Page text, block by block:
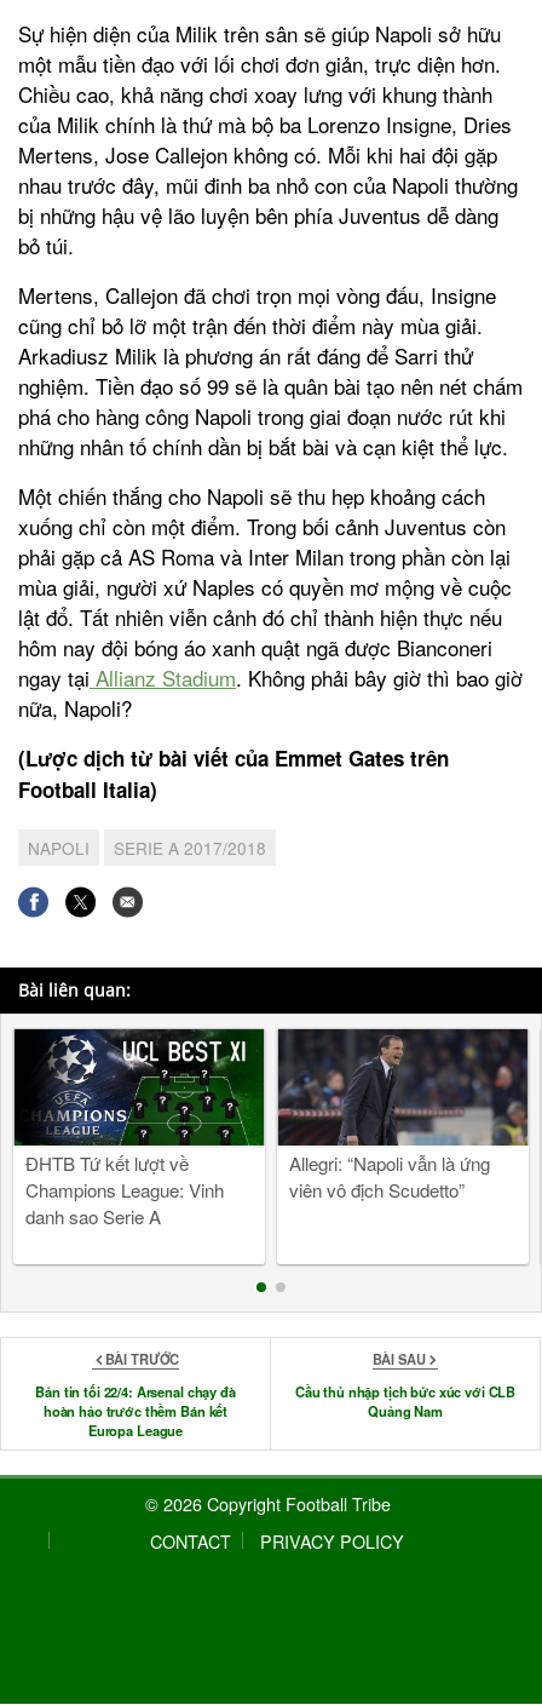
Sự hiện diện của Milik trên sân sẽ giúp Napoli sở hữu
một mẫu tiền đạo với lối chơi đơn giản, trực diện hơn.
Chiều cao, khả năng chơi xoay lưng với khung thành
của Milik chính là thứ mà bộ ba Lorenzo Insigne, Dries
Mertens, Jose Callejon không có. Mỗi khi hai đội gặp
nhau trước đây, mũi đinh ba nhỏ con của Napoli thường
bị những hậu vệ lão luyện bên phía Juventus dễ dàng
bỏ túi.
Mertens, Callejon đã chơi trọn mọi vòng đấu, Insigne
cũng chỉ bỏ lỡ một trận đến thời điểm này mùa giải.
Arkadiusz Milik là phương án rất đáng để Sarri thử
nghiệm. Tiền đạo số 99 sẽ là quân bài tạo nên nét chấm
phá cho hàng công Napoli trong giai đoạn nước rút khi
những nhân tố chính dần bị bắt bài và cạn kiệt thể lực.
Một chiến thắng cho Napoli sẽ thu hẹp khoảng cách
xuống chỉ còn một điểm. Trong bối cảnh Juventus còn
phải gặp cả AS Roma và Inter Milan trong phần còn lại
mùa giải, người xứ Naples có quyền mơ mộng về cuộc
lật đổ. Tất nhiên viễn cảnh đó chỉ thành hiện thực nếu
hôm nay đội bóng áo xanh quật ngã được Bianconeri
ngay tại Allianz Stadium. Không phải bây giờ thì bao giờ
nữa, Napoli?
(Lược dịch từ bài viết của Emmet Gates trên
Football Italia)
NAPOLI SERIE A 2017/2018
Bài liên quan:
ĐHTB Tứ kết lượt về
Champions League: Vinh
danh sao Serie A
Allegri: “Napoli vẫn là ứng
viên vô địch Scudetto”
BÀI TRƯỚC
Bản tin tối 22/4: Arsenal chạy đà
hoàn hảo trước thềm Bán kết
Europa League
BÀI SAU
Cầu thủ nhập tịch bức xúc với CLB
Quảng Nam
© 2026 Copyright Football Tribe
CONTACT
PRIVACY POLICY